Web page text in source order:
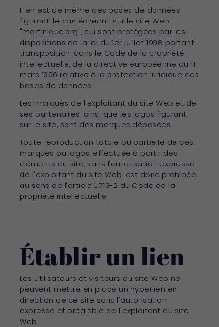
Il en est de même des bases de données
figurant, le cas échéant, sur le site Web
"martinique.org", qui sont protégées par les
dispositions de la loi du 1er juillet 1998 portant
transposition, dans le Code de la propriété
intellectuelle, de la directive européenne du 11
mars 1996 relative à la protection juridique des
bases de données.
Les marques de l'exploitant du site Web et de
ses partenaires, ainsi que les logos figurant
sur le site, sont des marques déposées.
Toute reproduction totale ou partielle de ces
marques ou logos, effectuée à partir des
éléments du site, sans l'autorisation expresse
de l'exploitant du site Web, est donc prohibée,
au sens de l'article L.713-2 du Code de la
propriété intellectuelle.
Établir un lien
Les utilisateurs et visiteurs du site Web ne
peuvent mettre en place un hyperlien en
direction de ce site sans l'autorisation
expresse et préalable de l'exploitant du site
Web.